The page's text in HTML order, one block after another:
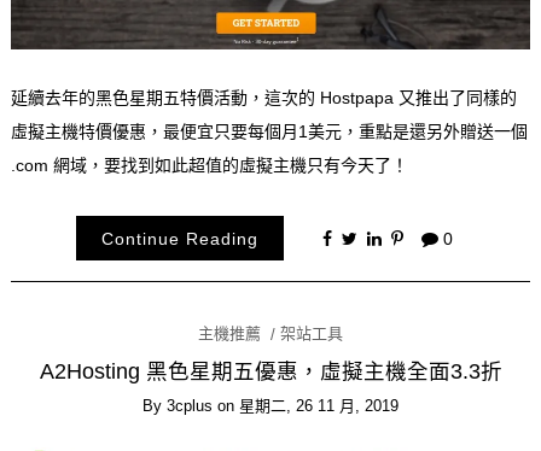
延續去年的黑色星期五特價活動，這次的 Hostpapa 又推出了同樣的
虛擬主機特價優惠，最便宜只要每個月1美元，重點是還另外贈送一個
.com 網域，要找到如此超值的虛擬主機只有今天了！
Continue Reading 0
主機推薦 架站工具
A2Hosting 黑色星期五優惠，虛擬主機全面3.3折
By 3cplus on 星期二, 26 11 月, 2019